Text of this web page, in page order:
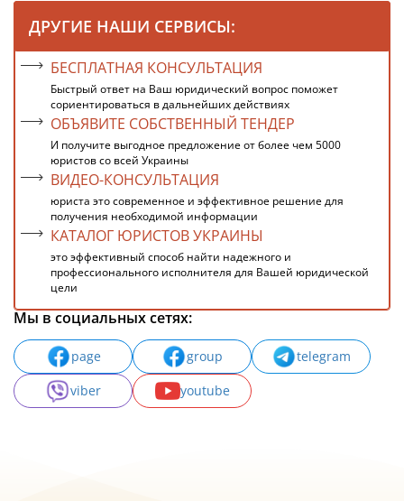
ДРУГИЕ НАШИ СЕРВИСЫ:
БЕСПЛАТНАЯ КОНСУЛЬТАЦИЯ
Быстрый ответ на Ваш юридический вопрос поможет
сориентироваться в дальнейших действиях
ОБЪЯВИТЕ СОБСТВЕННЫЙ ТЕНДЕР
И получите выгодное предложение от более чем 5000
юристов со всей Украины
ВИДЕО-КОНСУЛЬТАЦИЯ
юриста это современное и эффективное решение для
получения необходимой информации
КАТАЛОГ ЮРИСТОВ УКРАИНЫ
это эффективный способ найти надежного и
профессионального исполнителя для Вашей юридической
цели
Мы в социальных сетях:
page group
telegram
viber
youtube